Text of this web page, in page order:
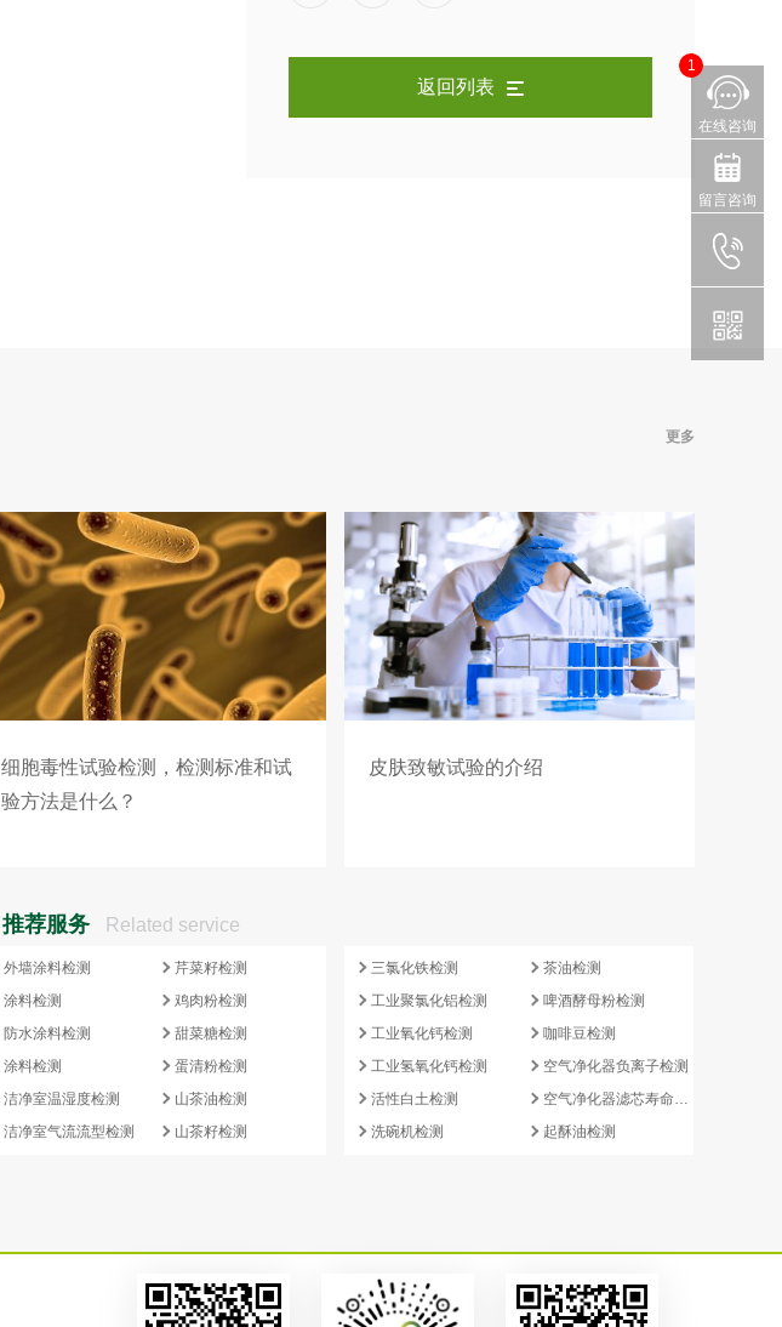
返回列表
更多
细胞毒性试验检测，检测标准和试
验方法是什么？
皮肤致敏试验的介绍
推荐服务 Related service
外墙涂料检测
涂料检测
防水涂料检测
涂料检测
洁净室温湿度检测
洁净室气流流型检测
芹菜籽检测
鸡肉粉检测
甜菜糖检测
蛋清粉检测
山茶油检测
山茶籽检测
三氯化铁检测
工业聚氯化铝检测
工业氧化钙检测
工业氢氧化钙检测
活性白土检测
洗碗机检测
茶油检测
啤酒酵母粉检测
咖啡豆检测
空气净化器负离子检测
空气净化器滤芯寿命检测
起酥油检测
在线咨询
1
留言咨询